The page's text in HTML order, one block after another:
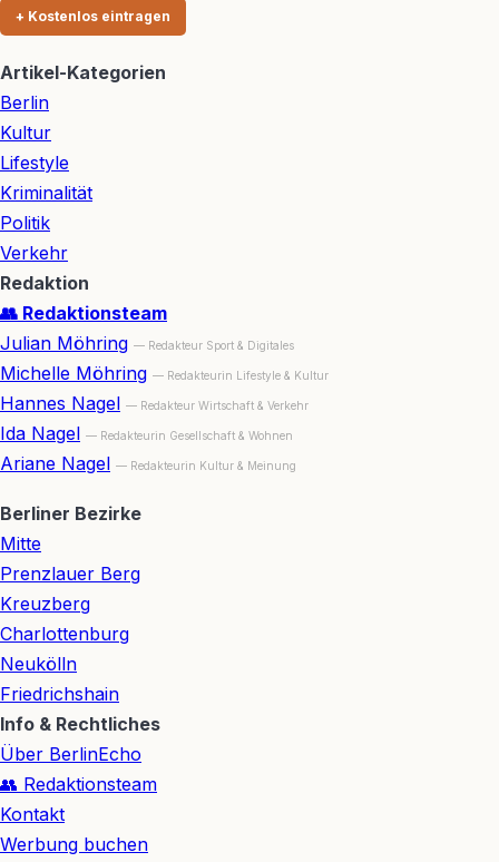
+ Kostenlos eintragen
Artikel-Kategorien
Berlin
Kultur
Lifestyle
Kriminalität
Politik
Verkehr
Redaktion
👥 Redaktionsteam
Julian Möhring — Redakteur Sport & Digitales
Michelle Möhring — Redakteurin Lifestyle & Kultur
Hannes Nagel — Redakteur Wirtschaft & Verkehr
Ida Nagel — Redakteurin Gesellschaft & Wohnen
Ariane Nagel — Redakteurin Kultur & Meinung
Berliner Bezirke
Mitte
Prenzlauer Berg
Kreuzberg
Charlottenburg
Neukölln
Friedrichshain
Info & Rechtliches
Über BerlinEcho
👥 Redaktionsteam
Kontakt
Werbung buchen